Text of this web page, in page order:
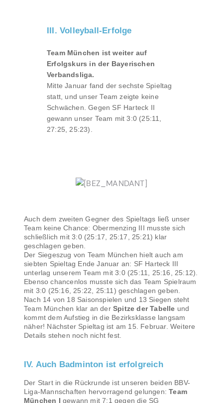
III. Volleyball-Erfolge
Team München ist weiter auf
Erfolgskurs in der Bayerischen
Verbandsliga.
Mitte Januar fand der sechste Spieltag
statt, und unser Team zeigte keine
Schwächen. Gegen SF Harteck II
gewann unser Team mit 3:0 (25:11,
27:25, 25:23).
Auch dem zweiten Gegner des Spieltags ließ unser
Team keine Chance: Obermenzing III musste sich
schließlich mit 3:0 (25:17, 25:17, 25:21) klar
geschlagen geben.
Der Siegeszug von Team München hielt auch am
siebten Spieltag Ende Januar an: SF Harteck III
unterlag unserem Team mit 3:0 (25:11, 25:16, 25:12).
Ebenso chancenlos musste sich das Team Spielraum
mit 3:0 (25:16, 25:22, 25:11) geschlagen geben.
Nach 14 von 18 Saisonspielen und 13 Siegen steht
Team München klar an der Spitze der Tabelle und
kommt dem Aufstieg in die Bezirksklasse langsam
näher! Nächster Spieltag ist am 15. Februar. Weitere
Details stehen noch nicht fest.
IV. Auch Badminton ist erfolgreich
Der Start in die Rückrunde ist unseren beiden BBV-
Liga-Mannschaften hervorragend gelungen:Team
München I gewann mit 7:1 gegen die SG